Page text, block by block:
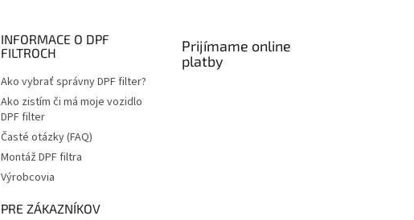
INFORMACE O DPF
FILTROCH
Ako vybrať správny DPF filter?
Ako zistím či má moje vozidlo
DPF filter
Časté otázky (FAQ)
Montáž DPF filtra
Výrobcovia
PRE ZÁKAZNÍKOV
Prijímame online
platby